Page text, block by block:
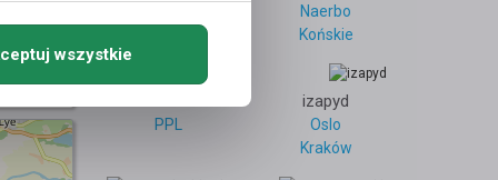
2
Naerbo
Końskie
PPL
izapyd
Oslo
Kraków
wszystkie